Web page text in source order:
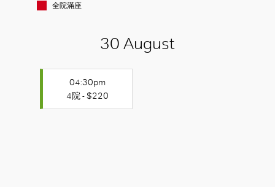
全院滿座
30 August
04:30pm
4院 - $220